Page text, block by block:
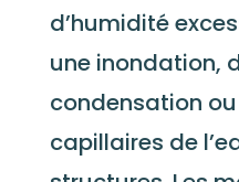
d’humidité
une inondation,
condensation
capillaires de